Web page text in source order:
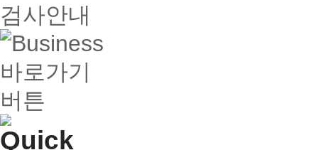
검사안내